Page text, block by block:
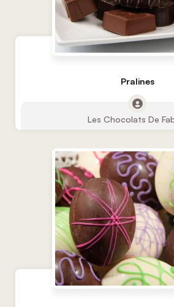
Pralines
Les Chocolats De